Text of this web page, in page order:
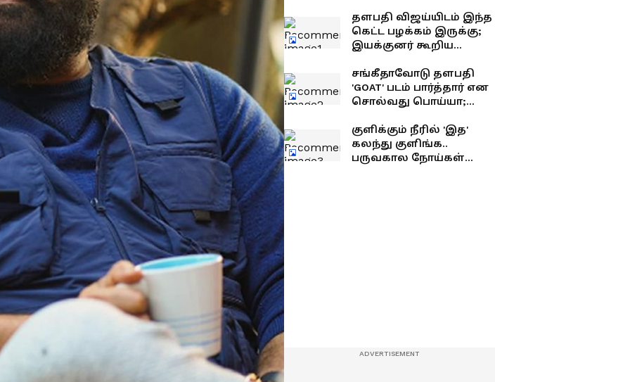
தளபதி விஜய்யிடம் இந்த
கெட்ட பழக்கம் இருக்கு;
இயக்குனர் கூறிய
சங்கீதாவோடு தளபதி
'GOAT' படம் பார்த்தார் என
சொல்வது பொய்யா;
யாருடன் பார்த்தார்
தெரியுமா?
குளிக்கும் நீரில் 'இத'
கலந்து குளிங்க..
பருவகால நோய்கள்